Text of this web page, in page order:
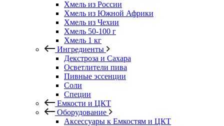
Хмель из России
Хмель из Южной Африки
Хмель из Чехии
Хмель 50-100 г
Хмель 1 кг
Ингредиенты
Декстроза и Сахара
Осветлители пива
Пивные эссенции
Соли
Специи
Емкости и ЦКТ
Оборудование
Аксессуары к Емкостям и ЦКТ